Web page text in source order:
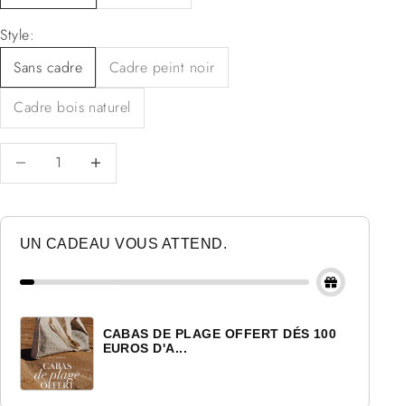
Style:
Sans cadre
Cadre peint noir
Cadre bois naturel
Diminuer la quantitéDiminuer la quantité
UN CADEAU VOUS ATTEND.
CABAS DE PLAGE OFFERT DÉS 100
EUROS D'A...